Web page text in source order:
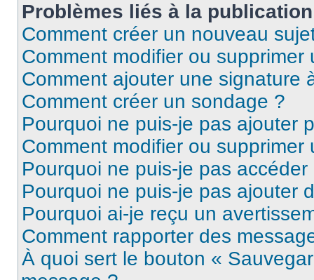
Problèmes liés à la
Comment créer un nouveau
Comment modifier ou supprimer
Comment ajouter une signature
Comment créer un sondage ?
Pourquoi ne puis-je pas ajouter
Comment modifier ou supprimer
Pourquoi ne puis-je pas
Pourquoi ne puis-je pas ajouter
Pourquoi ai-je reçu un
Comment rapporter des
À quoi sert le bouton «